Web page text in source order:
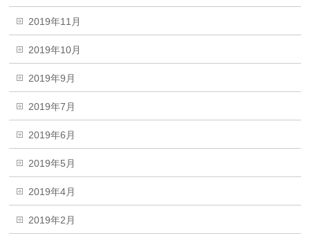
2019年11月
2019年10月
2019年9月
2019年7月
2019年6月
2019年5月
2019年4月
2019年2月